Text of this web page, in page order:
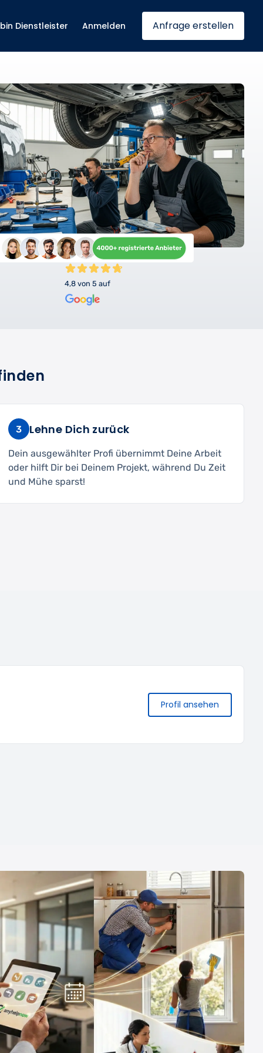
Dienstleister Anmelden Anfrage erstellen
4,8 von 5 auf
3 Lehne Dich zurück
Dein ausgewählter Profi übernimmt Deine Arbeit
oder hilft Dir bei Deinem Projekt, während Du Zeit
und Mühe sparst!
Profil ansehen